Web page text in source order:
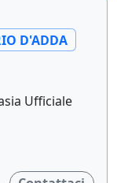
D'ADDA
Ufficiale